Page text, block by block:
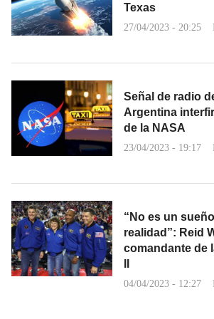
Texas
27/04/2023 - 20:25
Señal de radio
Argentina
de la NASA
23/04/2023 - 19:17
“No es un
realidad”: Reid
comandante de
04/04/2023 - 12:27